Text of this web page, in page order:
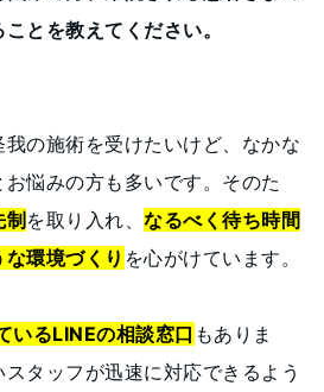
とを教えてください。
我の施術を受けたいけど、なかな
悩みの方も多いです。そのた
を取り入れ、なるべく待ち時間
環境づくり を心がけています。
いるLINEの相談窓口 もありま
タッフが迅速に対応できるよう